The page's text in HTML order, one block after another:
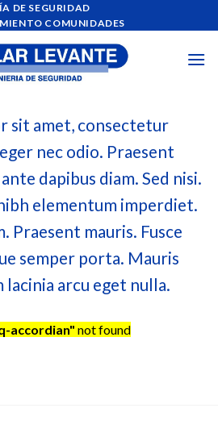
DE SEGURIDAD
COMUNIDADES
sit amet, consectetur
nec odio. Praesent
dapibus diam. Sed nisi.
elementum imperdiet.
Praesent mauris. Fusce
semper porta. Mauris
lacinia arcu eget nulla.
accordian" not found